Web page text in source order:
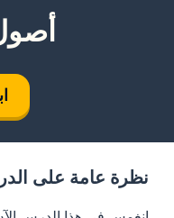
نظرة عامة على